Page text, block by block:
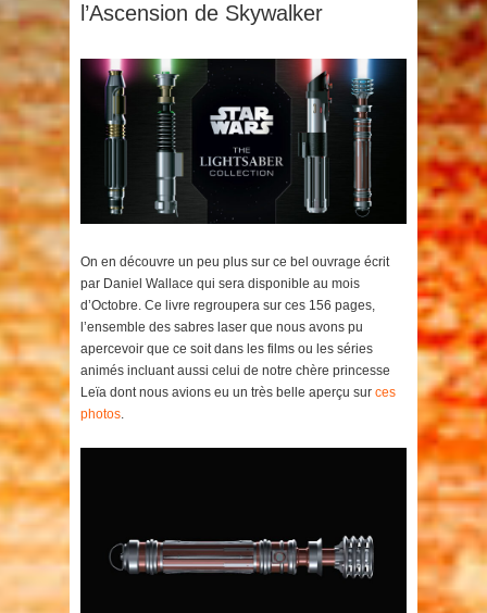
l’Ascension de Skywalker
On en découvre un peu plus sur ce bel ouvrage écrit
par Daniel Wallace qui sera disponible au mois
d’Octobre. Ce livre regroupera sur ces 156 pages,
l’ensemble des sabres laser que nous avons pu
apercevoir que ce soit dans les films ou les séries
animés incluant aussi celui de notre chère princesse
Leïa dont nous avions eu un très belle aperçu sur ces
photos.